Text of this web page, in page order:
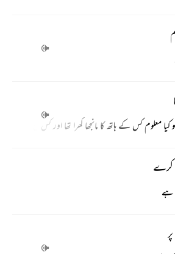
معلوم کس کے ہاتھ کا مانجھا کھرا تھا اور کس کی
کرے
ہے